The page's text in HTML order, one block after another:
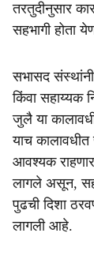
तरतुदीनुसार
सहभागी होता
सभासद
किंवा सहाय्यक
जुलै या
याच
आवश्यक
लागले असून,
पुढची दिशा
लागली आहे.